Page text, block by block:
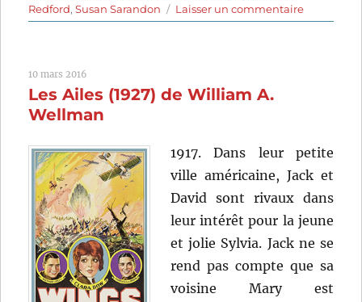
Redford,Susan Sarandon Laisser un commentairesur
La
Hill
10 mars 2016
Les Ailes (1927) de William A.
Wellman
1917. Dans leur petite
ville américaine, Jack et
David sont rivaux dans
leur intérêt pour la jeune
et jolie Sylvia. Jack ne se
rend pas compte que sa
voisine Mary est